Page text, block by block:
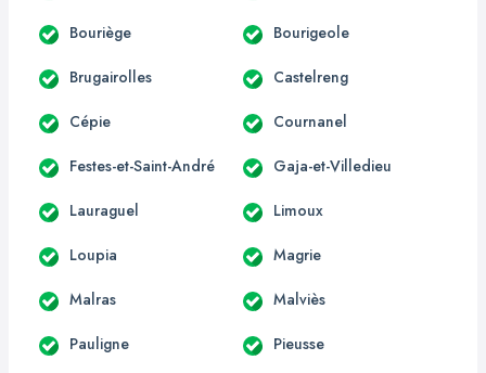
Bouriège Bourigeole
Brugairolles Castelreng
Cépie Cournanel
Festes-et-Saint-André Gaja-et-Villedieu
Lauraguel Limoux
Loupia Magrie
Malras Malviès
Pauligne Pieusse